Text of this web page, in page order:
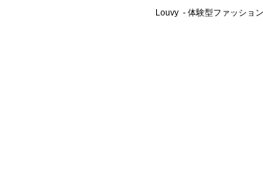
Louvy - 体験型ファッショ